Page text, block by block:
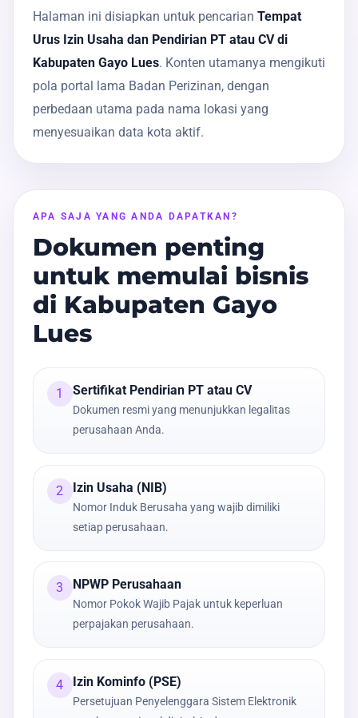
Halaman ini disiapkan untuk pencarian Tempat
Urus Izin Usaha dan Pendirian PT atau CV di
Kabupaten Gayo Lues. Konten utamanya mengikuti
pola portal lama Badan Perizinan, dengan
perbedaan utama pada nama lokasi yang
menyesuaikan data kota aktif.
APA SAJA YANG ANDA DAPATKAN?
Dokumen penting
untuk memulai bisnis
di Kabupaten Gayo
Lues
1 Sertifikat Pendirian PT atau CV
Dokumen resmi yang menunjukkan legalitas
perusahaan Anda.
2 Izin Usaha (NIB)
Nomor Induk Berusaha yang wajib dimiliki
setiap perusahaan.
3 NPWP Perusahaan
Nomor Pokok Wajib Pajak untuk keperluan
perpajakan perusahaan.
4 Izin Kominfo (PSE)
Persetujuan Penyelenggara Sistem Elektronik